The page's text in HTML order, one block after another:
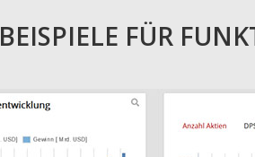
BEISPIELE FÜR